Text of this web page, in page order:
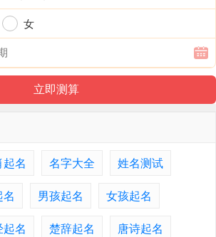
女
名 名字大全
姓名测试
男孩起名
女孩起名
名 楚辞起名
唐诗起名